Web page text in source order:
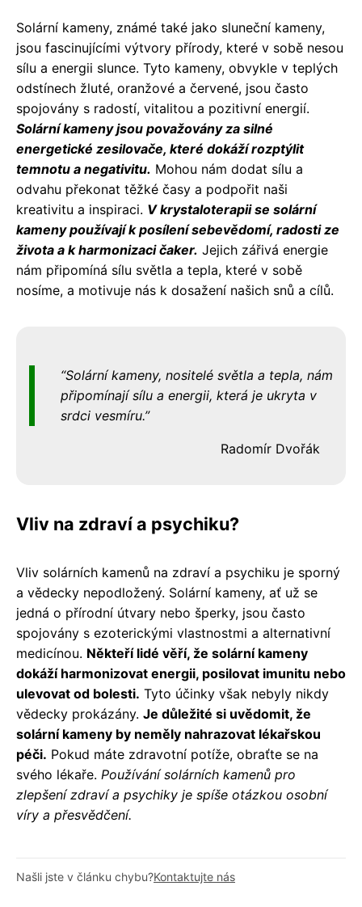
Solární kameny, známé také jako sluneční kameny,
jsou fascinujícími výtvory přírody, které v sobě nesou
sílu a energii slunce. Tyto kameny, obvykle v teplých
odstínech žluté, oranžové a červené, jsou často
spojovány s radostí, vitalitou a pozitivní energií.
Solární kameny jsou považovány za silné
energetické zesilovače, které dokáží rozptýlit
temnotu a negativitu. Mohou nám dodat sílu a
odvahu překonat těžké časy a podpořit naši
kreativitu a inspiraci. V krystaloterapii se solární
kameny používají k posílení sebevědomí, radosti ze
života a k harmonizaci čaker. Jejich zářivá energie
nám připomíná sílu světla a tepla, které v sobě
nosíme, a motivuje nás k dosažení našich snů a cílů.
Solární kameny, nositelé světla a tepla, nám
připomínají sílu a energii, která je ukryta v
srdci vesmíru.
Radomír Dvořák
Vliv na zdraví a psychiku?
Vliv solárních kamenů na zdraví a psychiku je sporný
a vědecky nepodložený. Solární kameny, ať už se
jedná o přírodní útvary nebo šperky, jsou často
spojovány s ezoterickými vlastnostmi a alternativní
medicínou. Někteří lidé věří, že solární kameny
dokáží harmonizovat energii, posilovat imunitu nebo
ulevovat od bolesti. Tyto účinky však nebyly nikdy
vědecky prokázány. Je důležité si uvědomit, že
solární kameny by neměly nahrazovat lékařskou
péči. Pokud máte zdravotní potíže, obraťte se na
svého lékaře. Používání solárních kamenů pro
zlepšení zdraví a psychiky je spíše otázkou osobní
víry a přesvědčení.
Našli jste v článku chybu?Kontaktujte nás